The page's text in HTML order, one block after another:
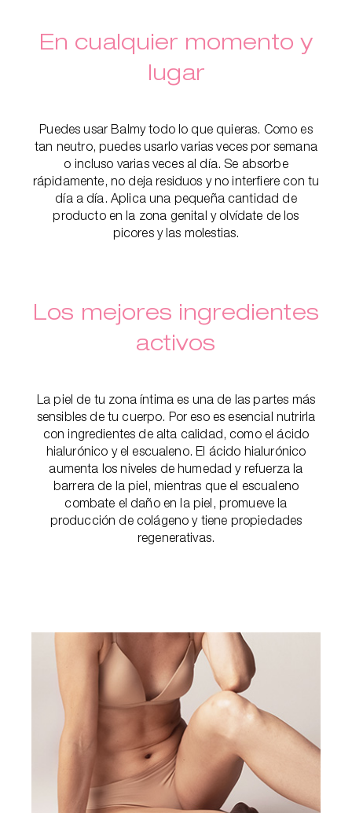
En cualquier momento y
lugar
Puedes usar Balmy todo lo que quieras. Como es
tan neutro, puedes usarlo varias veces por semana
o incluso varias veces al día. Se absorbe
rápidamente, no deja residuos y no interfiere con tu
día a día. Aplica una pequeña cantidad de
producto en la zona genital y olvídate de los
picores y las molestias.
Los mejores ingredientes
activos
La piel de tu zona íntima es una de las partes más
sensibles de tu cuerpo. Por eso es esencial nutrirla
con ingredientes de alta calidad, como el ácido
hialurónico y el escualeno. El ácido hialurónico
aumenta los niveles de humedad y refuerza la
barrera de la piel, mientras que el escualeno
combate el daño en la piel, promueve la
producción de colágeno y tiene propiedades
regenerativas.